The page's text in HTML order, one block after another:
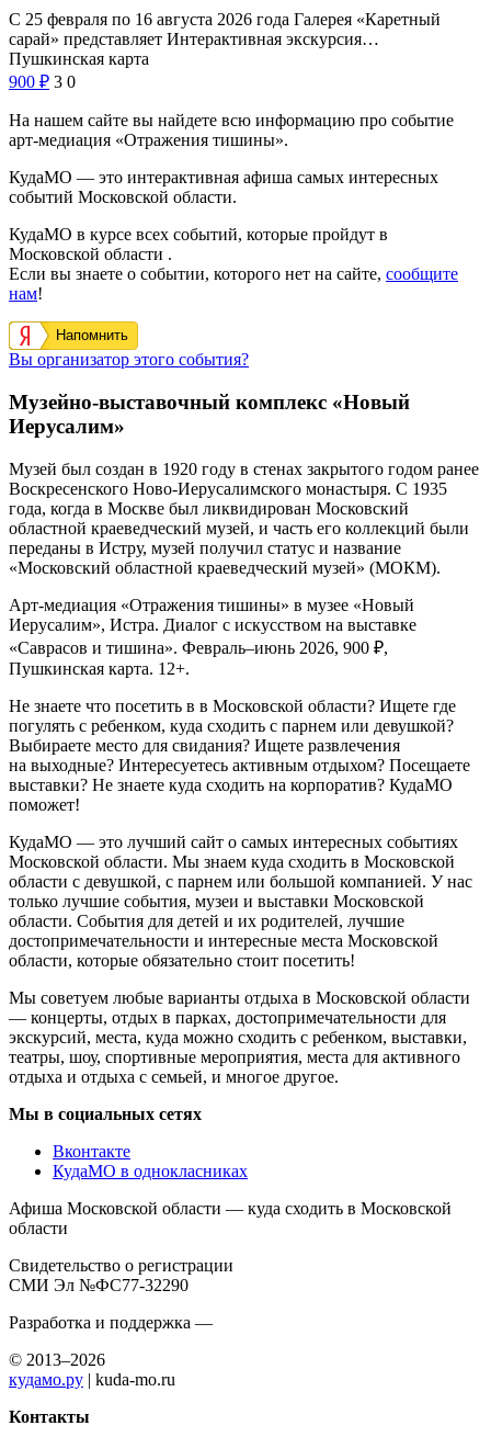
С 25 февраля по 16 августа 2026 года Галерея «Каретный
сарай» представляет Интерактивная экскурсия…
Пушкинская карта
900 ₽ 3 0
На нашем сайте вы найдете всю информацию про событие
арт-медиация «Отражения тишины».
КудаМО — это интерактивная афиша самых интересных
событий Московской области.
КудаМО в курсе всех событий, которые пройдут в
Московской области .
Если вы знаете о событии, которого нет на сайте, сообщите
нам!
Напомнить
Вы организатор этого события?
Музейно-выставочный комплекс «Новый
Иерусалим»
Музей был создан в 1920 году в стенах закрытого годом ранее
Воскресенского Ново-Иерусалимского монастыря. С 1935
года, когда в Москве был ликвидирован Московский
областной краеведческий музей, и часть его коллекций были
переданы в Истру, музей получил статус и название
«Московский областной краеведческий музей» (МОКМ).
Арт-медиация «Отражения тишины» в музее «Новый
Иерусалим», Истра. Диалог с искусством на выставке
«Саврасов и тишина». Февраль–июнь 2026, 900 ₽,
Пушкинская карта. 12+.
Не знаете что посетить в в Московской области? Ищете где
погулять с ребенком, куда сходить с парнем или девушкой?
Выбираете место для свидания? Ищете развлечения
на выходные? Интересуетесь активным отдыхом? Посещаете
выставки? Не знаете куда сходить на корпоратив? КудаМО
поможет!
КудаМО — это лучший сайт о самых интересных событиях
Московской области. Мы знаем куда сходить в Московской
области с девушкой, с парнем или большой компанией. У нас
только лучшие события, музеи и выставки Московской
области. События для детей и их родителей, лучшие
достопримечательности и интересные места Московской
области, которые обязательно стоит посетить!
Мы советуем любые варианты отдыха в Московской области
— концерты, отдых в парках, достопримечательности для
экскурсий, места, куда можно сходить с ребенком, выставки,
театры, шоу, спортивные мероприятия, места для активного
отдыха и отдыха с семьей, и многое другое.
Мы в социальных сетях
Вконтакте
КудаМО в однокласниках
Афиша Московской области — куда сходить в Московской
области
Свидетельство о регистрации
СМИ Эл №ФС77-32290
Разработка и поддержка —
© 2013–2026
кудамо.ру | kuda-mo.ru
Контакты